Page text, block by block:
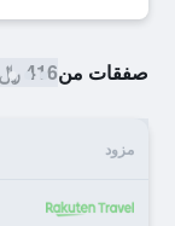
صفقات من416 ﷼
مزود